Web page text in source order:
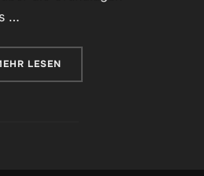
…
ÜBER „FOTOGRAFIE-
LESEN